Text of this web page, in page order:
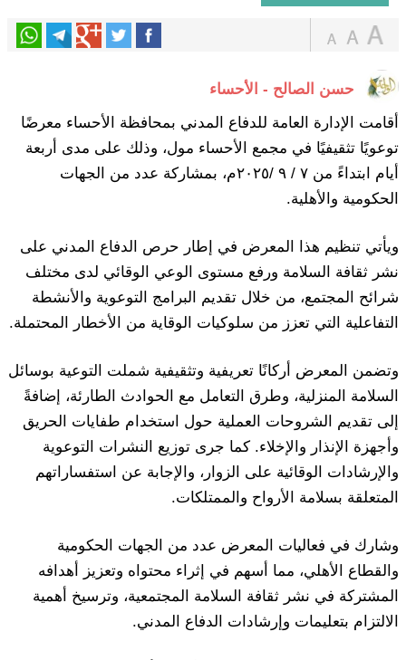
حسن الصالح - الأحساء
أقامت الإدارة العامة للدفاع المدني بمحافظة الأحساء معرضًا
توعويًا تثقيفيًا في مجمع الأحساء مول، وذلك على مدى أربعة
أيام ابتداءً من ٧ / ٩ /٢٠٢٥م، بمشاركة عدد من الجهات
الحكومية والأهلية.
ويأتي تنظيم هذا المعرض في إطار حرص الدفاع المدني على
نشر ثقافة السلامة ورفع مستوى الوعي الوقائي لدى مختلف
شرائح المجتمع، من خلال تقديم البرامج التوعوية والأنشطة
التفاعلية التي تعزز من سلوكيات الوقاية من الأخطار المحتملة.
وتضمن المعرض أركانًا تعريفية وتثقيفية شملت التوعية بوسائل
السلامة المنزلية، وطرق التعامل مع الحوادث الطارئة، إضافةً
إلى تقديم الشروحات العملية حول استخدام طفايات الحريق
وأجهزة الإنذار والإخلاء. كما جرى توزيع النشرات التوعوية
والإرشادات الوقائية على الزوار، والإجابة عن استفساراتهم
المتعلقة بسلامة الأرواح والممتلكات.
وشارك في فعاليات المعرض عدد من الجهات الحكومية
والقطاع الأهلي، مما أسهم في إثراء محتواه وتعزيز أهدافه
المشتركة في نشر ثقافة السلامة المجتمعية، وترسيخ أهمية
الالتزام بتعليمات وإرشادات الدفاع المدني.